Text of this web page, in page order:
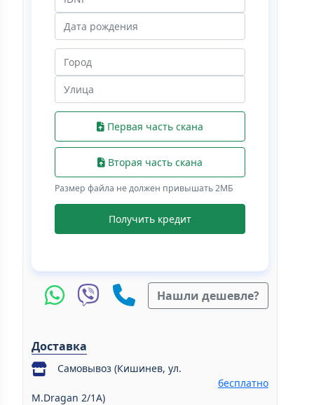
Первая часть скана
Вторая часть скана
Размер файла не должен привышать 2МБ
Получить кредит
Нашли дешевле?
Доставка
Самовывоз (Кишинев, ул.
M.Dragan 2/1A)
бесплатно